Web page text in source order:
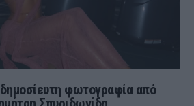
φωτογραφία από